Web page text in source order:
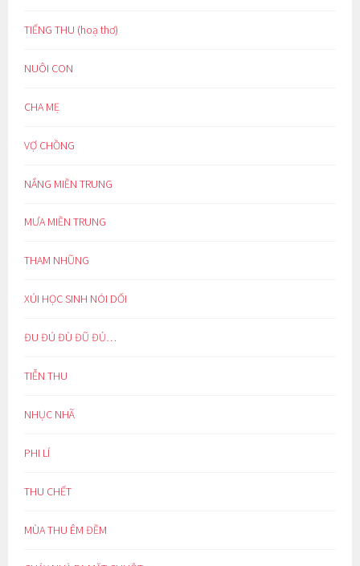
TIẾNG THU (hoạ thơ)
NUÔI CON
CHA MẸ
VỢ CHỒNG
NẮNG MIỀN TRUNG
MƯA MIỀN TRUNG
THAM NHŨNG
XÚI HỌC SINH NÓI DỐI
ĐU ĐÚ ĐÙ ĐŨ ĐỦ…
TIỄN THU
NHỤC NHÃ
PHI LÍ
THU CHẾT
MÙA THU ÊM ĐỀM